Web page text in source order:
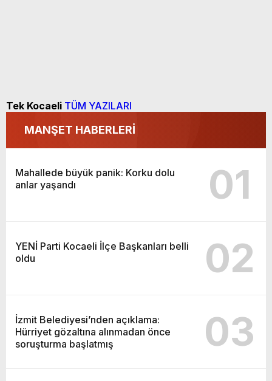
Tek Kocaeli TÜM YAZILARI
MANŞET HABERLERİ
Mahallede büyük panik: Korku dolu
anlar yaşandı
01
YENİ Parti Kocaeli İlçe Başkanları belli
oldu
02
İzmit Belediyesi’nden açıklama:
Hürriyet gözaltına alınmadan önce
soruşturma başlatmış
03